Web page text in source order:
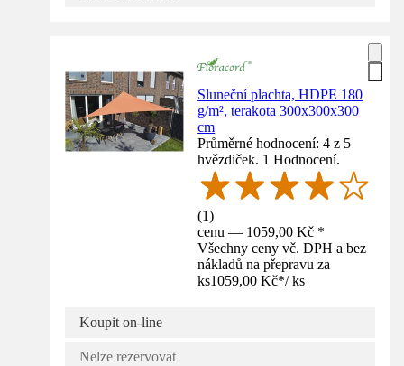
Sluneční plachta, HDPE 180
g/m², terakota 300x300x300
cm
Průměrné hodnocení: 4 z 5
hvězdiček. 1 Hodnocení.
(1)
cenu — 1059,00 Kč *
Všechny ceny vč. DPH a bez
nákladů na přepravu za
ks1059,00 Kč*/ ks
Koupit on-line
Nelze rezervovat